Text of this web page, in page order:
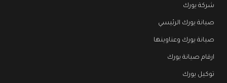
شركة يورك
صيانة يورك الرئيسي
صيانة يورك وعناوينها
ارقام صيانة يورك
توكيل يورك